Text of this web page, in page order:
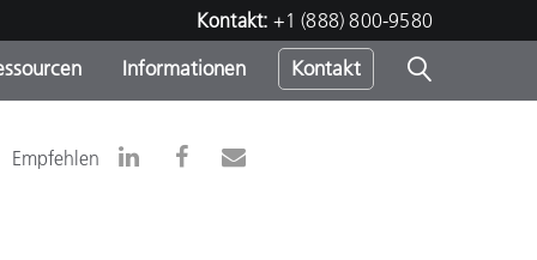
Kontakt: +1 (888) 800-9580
Informationen Kontakt
Empfehlen